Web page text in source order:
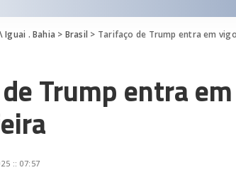
Iguai . Bahia > Brasil > Tarifaço de Trump entra em
Trump entra
:: 07:57